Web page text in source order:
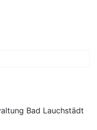
Bad Lauchstädt